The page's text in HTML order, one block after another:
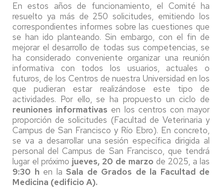
En estos años de funcionamiento, el Comité ha
resuelto ya más de 250 solicitudes, emitiendo los
correspondientes informes sobre las cuestiones que
se han ido planteando. Sin embargo, con el fin de
mejorar el desarrollo de todas sus competencias, se
ha considerado conveniente organizar una reunión
informativa con todos los usuarios, actuales o
futuros, de los Centros de nuestra Universidad en los
que pudieran estar realizándose este tipo de
actividades. Por ello, se ha propuesto un ciclo de
reuniones informativas en los centros con mayor
proporción de solicitudes (Facultad de Veterinaria y
Campus de San Francisco y Río Ebro). En concreto,
se va a desarrollar una sesión específica dirigida al
personal del Campus de San Francisco, que tendrá
lugar el próximo jueves, 20 de marzo de 2025, a las
9:30 h en la Sala de Grados de la Facultad de
Medicina (edificio A).